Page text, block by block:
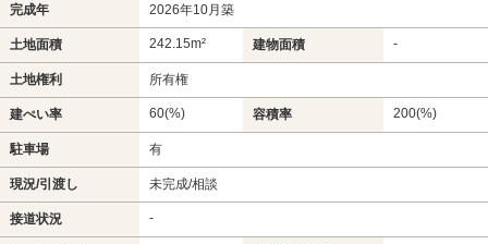
完成年 2026年10月築
土地面積 242.15m² 建物面積 -
土地権利 所有権
建ぺい率 60(%) 容積率 200(%)
駐車場 有
現況/引渡し 未完成/相談
接道状況 -